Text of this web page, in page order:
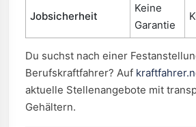
Jobsicherheit
Keine
Garantie
Du suchst nach einer
Berufskraftfahrer? Auf
aktuelle Stellenangebote mit
Gehältern.